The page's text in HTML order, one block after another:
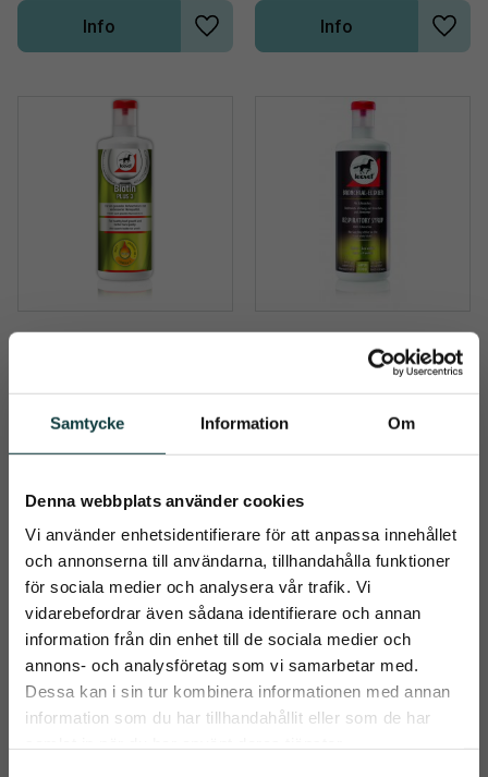
Samtycke Information Om
Denna webbplats använder cookies
Vi använder enhetsidentifierare för att anpassa innehållet
och annonserna till användarna, tillhandahålla funktioner
för sociala medier och analysera vår trafik. Vi
vidarebefordrar även sådana identifierare och annan
information från din enhet till de sociala medier och
annons- och analysföretag som vi samarbetar med.
Dessa kan i sin tur kombinera informationen med annan
information som du har tillhandahållit eller som de har
Lägg till i önskelista
Info
Lägg
Info
LEOVET BIOTIN
STARKARE HOVHORN
439
Lägg till i önskelista
LEOVET
RESPIRATORY
SYRUP 1000 ML
ANDNINGSSTÖD &
kr
Prenumerera på Emmishopens
nyhetsbrev
Det allra senaste direkt i din inkorg